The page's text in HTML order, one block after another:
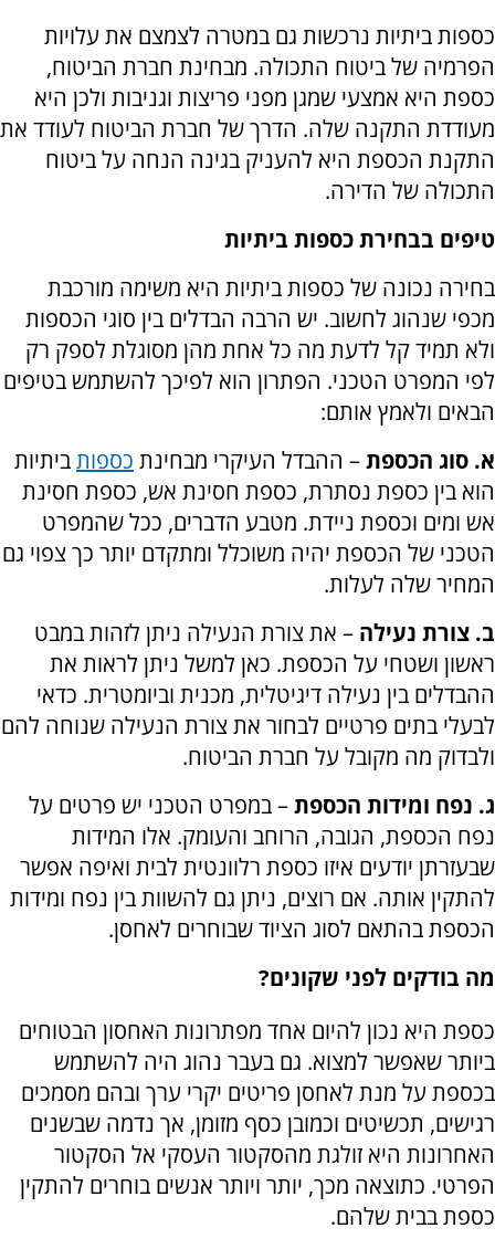
כספות ביתיות נרכשות גם במטרה לצמצם את עלויות
הפרמיה של ביטוח התכולה. מבחינת חברת הביטוח,
כספת היא אמצעי שמגן מפני פריצות וגניבות ולכן היא
מעודדת התקנה שלה. הדרך של חברת הביטוח לעודד את
התקנת הכספת היא להעניק בגינה הנחה על ביטוח
התכולה של הדירה.
טיפים בבחירת כספות ביתיות
בחירה נכונה של כספות ביתיות היא משימה מורכבת
מכפי שנהוג לחשוב. יש הרבה הבדלים בין סוגי הכספות
ולא תמיד קל לדעת מה כל אחת מהן מסוגלת לספק רק
לפי המפרט הטכני. הפתרון הוא לפיכך להשתמש בטיפים
הבאים ולאמץ אותם:
א. סוג הכספת– ההבדל העיקרי מבחינת כספותביתיות
הוא בין כספת נסתרת, כספת חסינת אש, כספת חסינת
אש ומים וכספת ניידת. מטבע הדברים, ככל שהמפרט
הטכני של הכספת יהיה משוכלל ומתקדם יותר כך צפוי גם
המחיר שלה לעלות.
ב. צורת נעילה – את צורת הנעילה ניתן לזהות במבט
ראשון ושטחי על הכספת. כאן למשל ניתן לראות את
ההבדלים בין נעילה דיגיטלית, מכנית וביומטרית. כדאי
לבעלי בתים פרטיים לבחור את צורת הנעילה שנוחה להם
ולבדוק מה מקובל על חברת הביטוח.
ג. נפח ומידות הכספת– במפרט הטכני יש פרטים על
נפח הכספת, הגובה, הרוחב והעומק. אלו המידות
שבעזרתן יודעים איזו כספת רלוונטית לבית ואיפה אפשר
להתקין אותה. אם רוצים, ניתן גם להשוות בין נפח ומידות
הכספת בהתאם לסוג הציוד שבוחרים לאחסן.
מה בודקים לפני שקונים?
כספת היא נכון להיום אחד מפתרונות האחסון הבטוחים
ביותר שאפשר למצוא. גם בעבר נהוג היה להשתמש
בכספת על מנת לאחסן פריטים יקרי ערך ובהם מסמכים
רגישים, תכשיטים וכמובן כסף מזומן, אך נדמה שבשנים
האחרונות היא זולגת מהסקטור העסקי אל הסקטור
הפרטי. כתוצאה מכך, יותר ויותר אנשים בוחרים להתקין
כספת בבית שלהם.